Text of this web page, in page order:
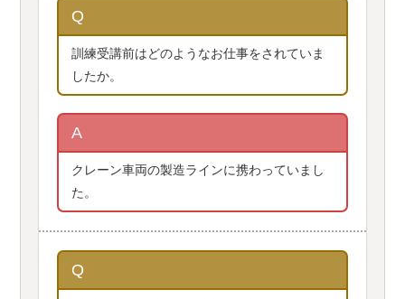
Q
訓練受講前はどのようなお仕事をされていま
したか。
A
クレーン車両の製造ラインに携わっていまし
た。
Q